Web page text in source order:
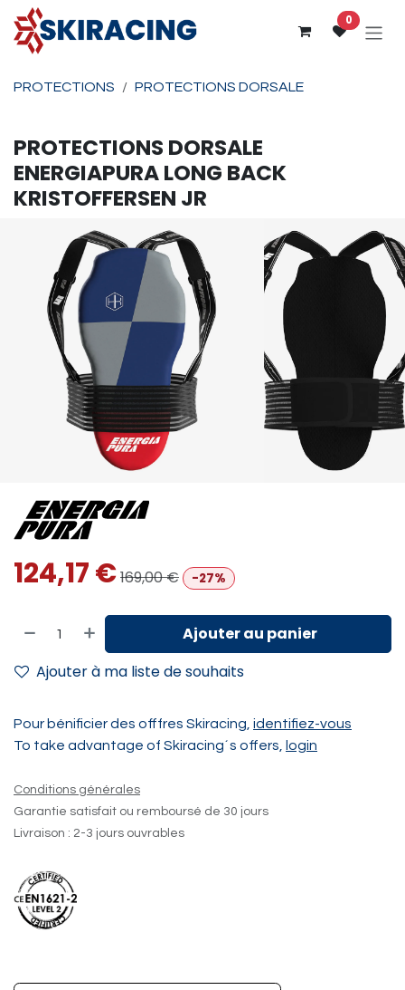
Se rendre au contenu
0
PROTECTIONS PROTECTIONS DORSALE
PROTECTIONS DORSALE
ENERGIAPURALONG BACK
KRISTOFFERSEN JR
124,17€169,00€ -27%
Ajouter au panier
Ajouter à ma liste de souhaits
Pour bénificier des offfres Skiracing, identifiez-vous
To take advantage of Skiracing´s offers,
login
Conditions générales
Garantie satisfait ou remboursé de 30 jours
Livraison : 2-3 jours ouvrables